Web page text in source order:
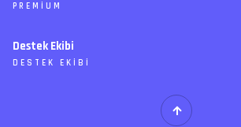
Ajanda
Forum Yönetimi
Forumları Okundu Kabul Et
PREMIUM
Paketler
Özel tema
Destek Ekibi
DESTEK EKIBI